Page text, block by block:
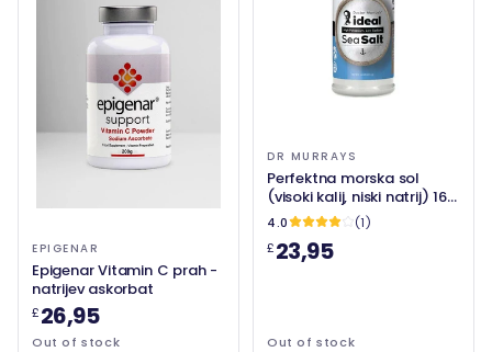
EPIGENAR
Epigenar Vitamin C prah -
natrijev askorbat
£26,95
Out of stock
DR MURRAYS
Perfektna morska sol
(visoki kalij, niski natrij) 16
oz (453,5 g) - dr. Murrays
(I)
4.0
(1)
£23,95
Out of stock